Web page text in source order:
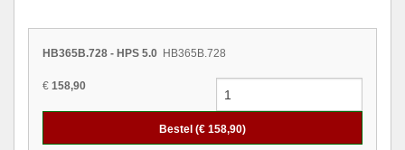
HB365B.728 - HPS 5.0 HB365B.728
€ 158,90
Bestel (€ 158,90)